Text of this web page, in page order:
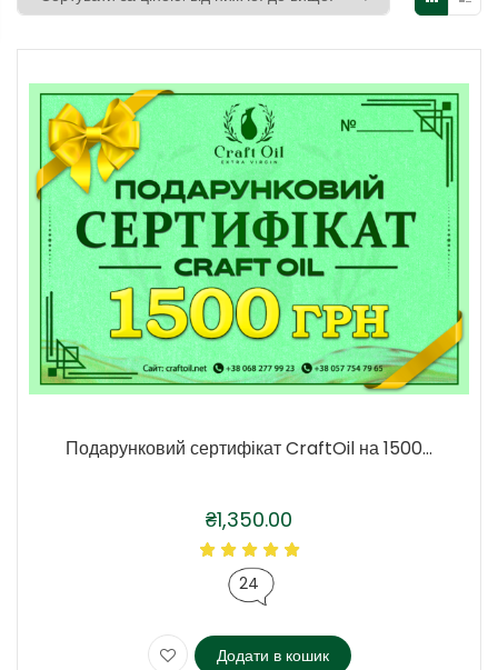
Подарунковий сертифікат CraftOil на 1500...
₴1,350.00
24
Додати в кошик